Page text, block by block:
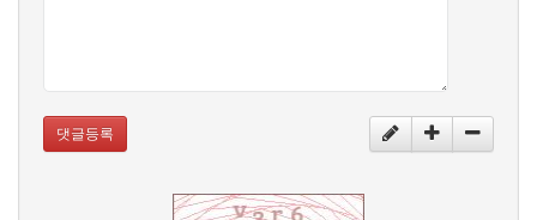
댓글등록